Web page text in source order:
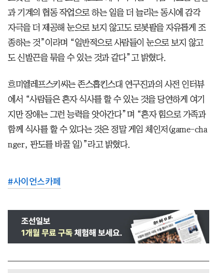
과 기계의 협동 작업으로 하는 일을 더 늘리는 동시에 감각
자극을 더 제공해 눈으로 보지 않고도 로봇팔을 자유롭게 조
종하는 것”이라며 “일반적으로 사람들이 눈으로 보지 않고
도 신발끈을 묶을 수 있는 것과 같다”고 밝혔다.
흐미엘레프스키씨는 존스홉킨스대 연구진과의 사전 인터뷰
에서 “사람들은 혼자 식사를 할 수 있는 것을 당연하게 여기
지만 장애는 그런 능력을 앗아간다”며 “혼자 힘으로 가족과
함께 식사를 할 수 있다는 것은 정말 게임 체인저(game-cha
nger, 판도를 바꿀 일)”라고 밝혔다.
#사이언스카페